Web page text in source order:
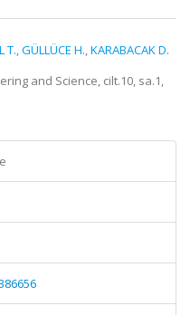
T.,GÜLLÜCE H.,KARABACAK D.
and Science, cilt.10, sa.1,